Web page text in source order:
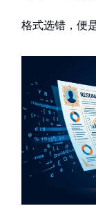
格式选错，便